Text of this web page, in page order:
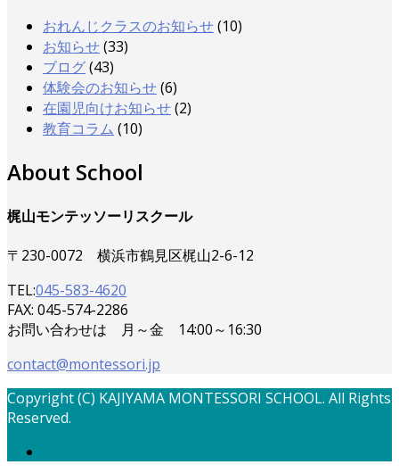
おれんじクラスのお知らせ(10)
お知らせ(33)
ブログ(43)
体験会のお知らせ(6)
在園児向けお知らせ(2)
教育コラム (10)
About School
梶山モンテッソーリスクール
〒230-0072 横浜市鶴見区梶山2-6-12
TEL:045-583-4620
FAX: 045-574-2286
お問い合わせは 月～金 14:00～16:30
contact@montessori.jp
Copyright (C) KAJIYAMA MONTESSORI SCHOOL. All Rights
Reserved.